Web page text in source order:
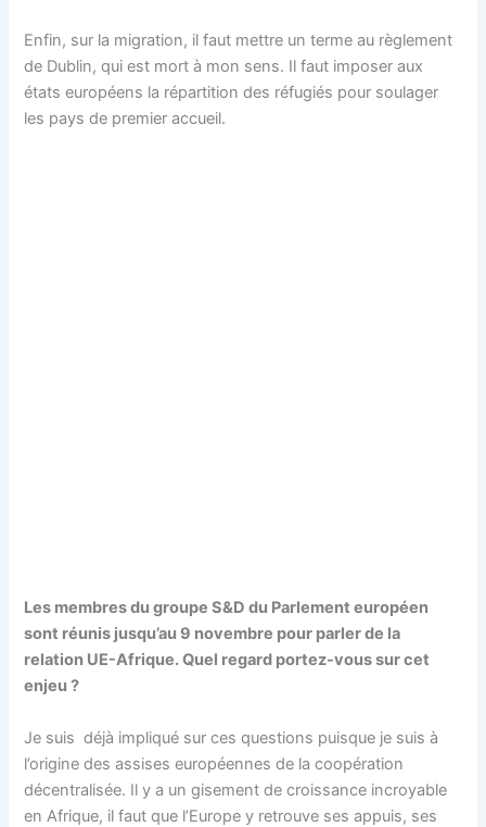
Enfin, sur la migration, il faut mettre un terme au règlement
de Dublin, qui est mort à mon sens. Il faut imposer aux
états européens la répartition des réfugiés pour soulager
les pays de premier accueil.
Les membres du groupe S&D du Parlement européen
sont réunis jusqu’au 9 novembre pour parler de la
relation UE-Afrique. Quel regard portez-vous sur cet
enjeu ?
Je suis déjà impliqué sur ces questions puisque je suis à
l’origine des assises européennes de la coopération
décentralisée. Il y a un gisement de croissance incroyable
en Afrique, il faut que l’Europe y retrouve ses appuis, ses